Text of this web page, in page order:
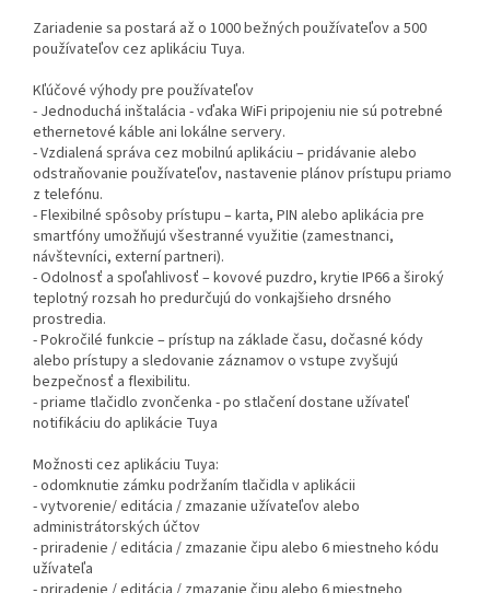
Zariadenie sa postará až o 1000 bežných používateľov a 500
používateľov cez aplikáciu Tuya.
Kľúčové výhody pre používateľov
- Jednoduchá inštalácia - vďaka WiFi pripojeniu nie sú potrebné
ethernetové káble ani lokálne servery.
- Vzdialená správa cez mobilnú aplikáciu – pridávanie alebo
odstraňovanie používateľov, nastavenie plánov prístupu priamo
z telefónu.
- Flexibilné spôsoby prístupu – karta, PIN alebo aplikácia pre
smartfóny umožňujú všestranné využitie (zamestnanci,
návštevníci, externí partneri).
- Odolnosť a spoľahlivosť – kovové puzdro, krytie IP66 a široký
teplotný rozsah ho predurčujú do vonkajšieho drsného
prostredia.
- Pokročilé funkcie – prístup na základe času, dočasné kódy
alebo prístupy a sledovanie záznamov o vstupe zvyšujú
bezpečnosť a flexibilitu.
- priame tlačidlo zvončenka - po stlačení dostane užívateľ
notifikáciu do aplikácie Tuya
Možnosti cez aplikáciu Tuya:
- odomknutie zámku podržaním tlačidla v aplikácii
- vytvorenie/ editácia / zmazanie užívateľov alebo
administrátorských účtov
- priradenie / editácia / zmazanie čipu alebo 6 miestneho kódu
užívateľa